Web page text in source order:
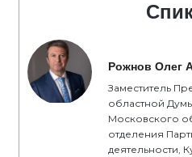
Рожнов Олег
Заместитель
областной
Московского
отделения
деятельности,